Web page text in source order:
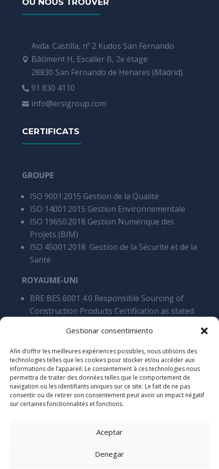
Gestionar consentimiento
Afin d’offrir les meilleures expériences possibles, nous utilisons des
technologies telles que les cookies pour stocker et/ou accéder aux
informations de l’appareil. Le consentement à ces technologies nous
permettra de traiter des données telles que le comportement de
navigation ou les identifiants uniques sur ce site. Le fait de ne pas
consentir ou de retirer son consentement peut avoir un impact négatif
sur certaines fonctionnalités et fonctions.
Aceptar
Denegar
OÙ NOUS TROUVER

Avda. Castilla, nº 2 Kudos San Fernando
Bâtiment H, Escalier B, 2e étage
28830 San Fernando de Henares (Madrid)
 91 830 4110
 info@ersigroup.com
CERTIFICATS
GROUPE
ISO 9001:2015 Gestion de la Qualité
ISO 14001:2015 Gestion Environnementale
ISO 19650:2018 Gestion Numérique des
Projets (BIM)
ISO 45001:2018 Gestion de la Sécurité et de la
Santé
ROYAUME-UNI
BRE BES 6001 4.0 Responsible Sourcing of
Construction Products Certification as stated
products, overall SCS v9
Cyber Essentials Certificate of assyrance
Certificate of Acreditation Stamdard 2025
Certificate of Accreditation Elite 2025